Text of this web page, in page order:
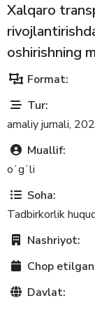
Xalqaro
oshirishning
Format:
Tur:
amaliy jurnali,
Muallif:
oʻgʻli
Soha:
Tadbirkorlik
Nashriyot:
Chop
Davlat: